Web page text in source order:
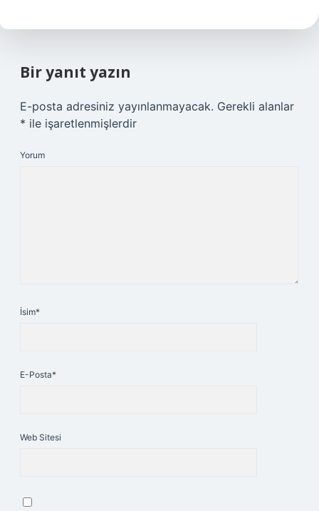
Bir yanıt yazın
E-posta adresiniz yayınlanmayacak. Gerekli alanlar
* ile işaretlenmişlerdir
Yorum
İsim*
E-Posta*
Web Sitesi